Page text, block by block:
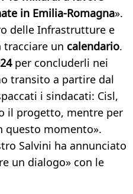
in Emilia-Romagna».
delle Infrastrutture e
un calendario.
per concluderli nei
transito a partire dal
i sindacati: Cisl,
il progetto, mentre per
questo momento».
Salvini ha annunciato
un dialogo» con le